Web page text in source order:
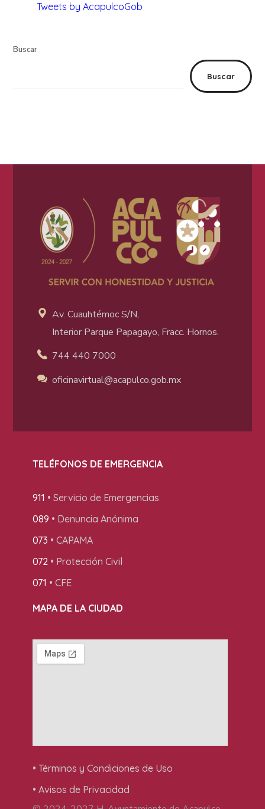
Tweets by AcapulcoGob
Buscar
Buscar
Av. Cuauhtémoc S/N,
Interior Parque Papagayo, Fracc. Hornos.
744 440 7000
oficinavirtual@acapulco.gob.mx
TELÉFONOS DE EMERGENCIA
911 • Servicio de Emergencias
089 • Denuncia Anónima
073 • CAPAMA
072 • Protección Civil
071 • CFE
MAPA DE LA CIUDAD
• Términos y Condiciones de Uso
• Avisos de Privacidad